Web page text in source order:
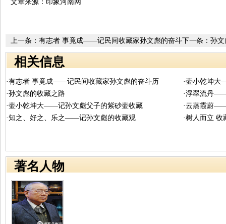
文章来源：印象河南网
下一条： 孙文
上一条： 有志者 事竟成——记民间收藏家孙文彪的奋斗
历程
相关信息
·有志者 事竟成——记民间收藏家孙文彪的奋斗历
·壶小乾坤
·孙文彪的收藏之路
·浮翠流丹
·壶小乾坤大——记孙文彪父子的紫砂壶收藏
·云蒸霞蔚
·知之、好之、乐之——记孙文彪的收藏观
·树人而立
著名人物